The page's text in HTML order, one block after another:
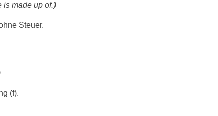
is made up of.)
Steuer.
(f).